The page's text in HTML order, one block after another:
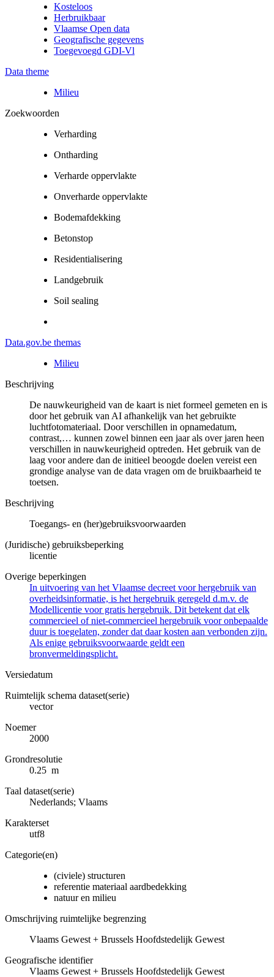
Kosteloos
Herbruikbaar
Vlaamse Open data
Geografische gegevens
Toegevoegd GDI-Vl
Data theme
Milieu
Zoekwoorden
Verharding
Ontharding
Verharde oppervlakte
Onverharde oppervlakte
Bodemafdekking
Betonstop
Residentialisering
Landgebruik
Soil sealing
Data.gov.be themas
Milieu
Beschrijving
De nauwkeurigheid van de kaart is niet formeel gemeten en is
door het gebruik van AI afhankelijk van het gebruikte
luchtfotomateriaal. Door verschillen in opnamedatum,
contrast,… kunnen zowel binnen een jaar als over jaren heen
verschillen in nauwkeurigheid optreden. Het gebruik van de
laag voor andere dan de initieel beoogde doelen vereist een
grondige analyse van de data vragen om de bruikbaarheid te
toetsen.
Beschrijving
Toegangs- en (her)gebruiksvoorwaarden
(Juridische) gebruiksbeperking
licentie
Overige beperkingen
In uitvoering van het Vlaamse decreet voor hergebruik van
overheidsinformatie, is het hergebruik geregeld d.m.v. de
Modellicentie voor gratis hergebruik. Dit betekent dat elk
commercieel of niet-commercieel hergebruik voor onbepaalde
duur is toegelaten, zonder dat daar kosten aan verbonden zijn.
Als enige gebruiksvoorwaarde geldt een
bronvermeldingsplicht.
Versiedatum
Ruimtelijk schema dataset(serie)
vector
Noemer
2000
Grondresolutie
0.25 m
Taal dataset(serie)
Nederlands; Vlaams
Karakterset
utf8
Categorie(en)
(civiele) structuren
referentie materiaal aardbedekking
natuur en milieu
Omschrijving ruimtelijke begrenzing
Vlaams Gewest + Brussels Hoofdstedelijk Gewest
Geografische identifier
Vlaams Gewest + Brussels Hoofdstedelijk Gewest